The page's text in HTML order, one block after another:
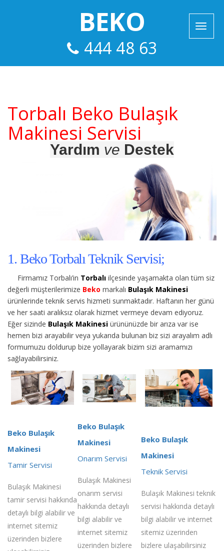
BEKO
444 48 63
Torbalı Beko Bulaşık
Makinesi Servisi
Yardım ve Destek
1. Beko Torbalı Teknik Servisi;
Firmamız Torbalı’in Torbalı ilçesinde yaşamakta olan tüm siz
değerli müşterilerimize Beko markalı Bulaşık Makinesi
ürünlerinde teknik servis hizmeti sunmaktadır. Haftanın her günü
ve her saati aralıksız olarak hizmet vermeye devam ediyoruz.
Eğer sizinde Bulaşık Makinesi ürününüzde bir arıza var ise
hemen bizi arayabilir veya yukarıda bulunan biz sizi arayalım adlı
formumuzu doldurup bize yollayarak bizim sizi aramamızı
sağlayabilirsiniz.
Beko Bulaşık
Makinesi
Tamir Servisi
Bulaşık Makinesi
tamir servisi hakkında
detaylı bilgi alabilir ve
internet sitemiz
üzerinden bizlere
Beko Bulaşık
Makinesi
Onarım Servisi
Bulaşık Makinesi
onarım servisi
hakkında detaylı
bilgi alabilir ve
internet sitemiz
üzerinden bizlere
Beko Bulaşık
Makinesi
Teknik Servisi
Bulaşık Makinesi teknik
servisi hakkında detaylı
bilgi alabilir ve internet
sitemiz üzerinden
bizlere ulaşabilirsiniz